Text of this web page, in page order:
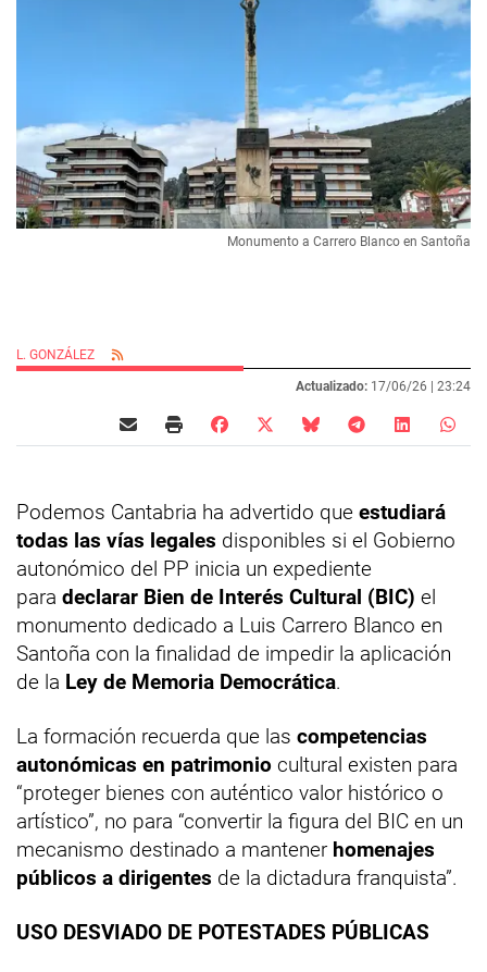
Monumento a Carrero Blanco en Santoña
L. GONZÁLEZ
Actualizado: 17/06/26 | 23:24
Podemos Cantabria ha advertido que estudiará
todas las vías legales disponibles si el Gobierno
autonómico del PP inicia un expediente
para declarar Bien de Interés Cultural (BIC) el
monumento dedicado a Luis Carrero Blanco en
Santoña con la finalidad de impedir la aplicación
de la Ley de Memoria Democrática.
La formación recuerda que las competencias
autonómicas en patrimonio cultural existen para
“proteger bienes con auténtico valor histórico o
artístico”, no para “convertir la figura del BIC en un
mecanismo destinado a mantener homenajes
públicos a dirigentes de la dictadura franquista”.
USO DESVIADO DE POTESTADES PÚBLICAS